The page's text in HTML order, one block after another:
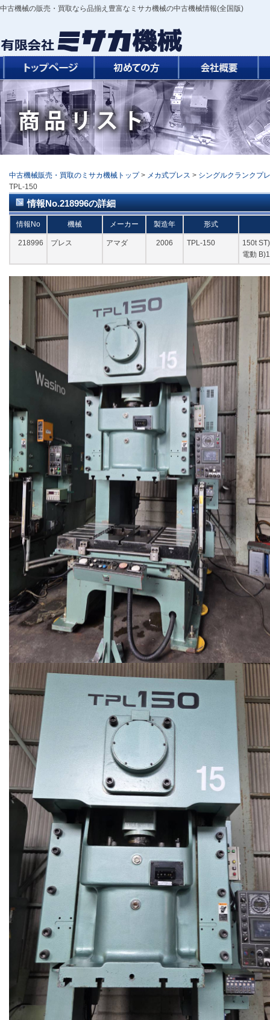
中古機械の販売・買取なら品揃え豊富なミサカ機械の中古機械情報(全国版)
中古機械販売・買取のミサカ機械トップ > メカ式プレス > シングルクランクプ
TPL-150
情報No.218996の詳細
情報No 機械 メーカー 製造年 形式
218996 プレス アマダ 2006 TPL-150
150t
電動